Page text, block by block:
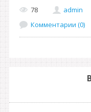
78 admin
Комментарии (0)